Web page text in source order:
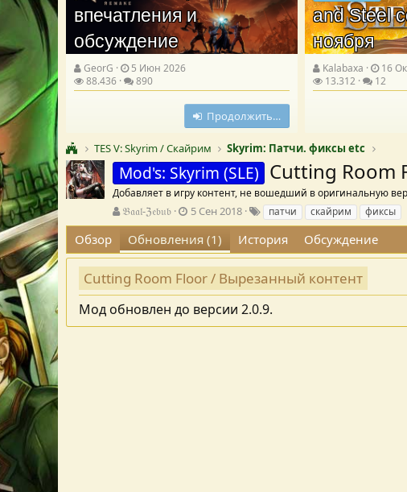
впечатления и
обсуждение
GeorG
5 Июн 2026
88.436
890
Продолжить…
and Steel
ноября
Kalabaxa
16
13.312
12
TES V: Skyrim / Скайрим Skyrim: Патчи. фиксы etc
Mod's: Skyrim (SLE) Cutting Room
Добавляет в игру контент, не вошедший в оригинальную
А
в
о
р
𝔅𝔞𝔞𝔩-ℨ𝔢𝔟𝔲𝔟
Д
а
т
а
с
о
з
д
а
5 Сен 2018
е
г
и
патчи скайрим фиксы
Обзор Обновления (1) История Обсуждение
Cutting Room Floor / Вырезанный контент
Мод обновлен до версии 2.0.9.